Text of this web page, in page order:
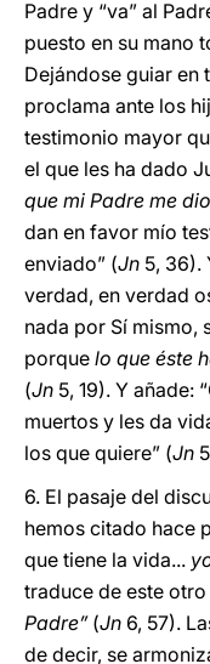
Padre y “va” al
puesto en su mano
Dejándose guiar en
proclama ante los
testimonio mayor
el que les ha dado
que mi Padre me
dan en favor mío
enviado” (Jn 5, 36).
verdad, en verdad
nada por Sí mismo,
porque lo que éste
(Jn 5, 19). Y añade:
muertos y les da
los que quiere” (Jn
6. El pasaje del
hemos citado hace
que tiene la vida...
traduce de este
Padre”(Jn 6, 57).
de decir, se